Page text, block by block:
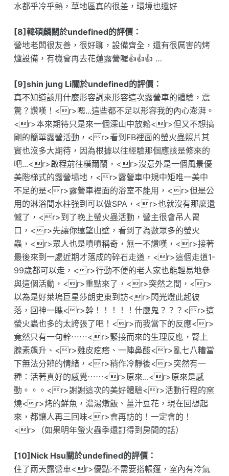
水都乎冷乎熱，草地區真的很差，環境也還好
[8]韓碩麟關於undefined的評價：
營地老闆很友善，很好聊，設備齊全，還有很厲害的烤
爐設備，有機會再去花蓮露營喔👍👍👍 …
[9]shin jung Li關於undefined的評價：
真不知道該用什麼形容詞來形容這次露營車的體驗，震
驚？讚嘆！<r>嗯...這些都不足以形容我的內心澎湃。
<r>本來期待只是來一個深山中放鬆<r>但又不想搞
剛的簡單露營活動，<r>看到FB裡面的螢火蟲照片其
實也沒多大期待，因為根據以往經驗那個應該是修來的
吧...<r>啟程前往樸爾蘭，<r>沒意外是一個風景優
美階梯式的露營場地，<r>露營車中規中矩唯一美中
不足的是<r>露營車裡面的浴室不能用，<r>但是公
用的淋浴間水柱強到可以做SPA，<r>也就沒有那麼遺
憾了，<r>到了晚上螢火蟲活動，營主很會吊人胃
口，<r>先讓你遠望山壁，看到了為數眾多的螢火
蟲，<r>眾人也是嘖嘖稱奇，無一不讚嘆，<r>接著
最後來到一處近期才落成的碎石走道，<r>這個走道1-
99歲都可以走，<r>行動不便的老人家也能輕易地參
與這個活動，<r>重點來了，<r>突然之間，<r>
以為是好萊塢巨星莎朗史東到訪<r>閃光燈此起彼
落，回神一瞧<r>幹！！！！！什麼鬼？？？<r>這
螢火蟲也多的太誇張了吧！<r>而我當下的反應<r>
竟然只有一句幹⋯⋯<r>緊接而來的生理反應，腎上
腺素飆升、<r>雞皮疙瘩、一陣鼻酸<r>亂七八糟當
下無法分辨的情緒，<r>稍作冷靜後<r>突然有一
種：活著真好的感覺⋯⋯<r>原來...<r>原來是感
動。。。<r>謝謝這次的美好體驗<r>活動行程的窯
燒<r>烤的鮮魚，濃湯燉飯、薑汁豆花，現在回想起
來，都讓人再三回味<r>會再訪的！一定會的！
<r>（如果明年螢火蟲季還訂得到房間的話）
[10]Nick Hsu關於undefined的評價：
住了兩天露營車<r>優點:不需要搭帳篷，室內有冷氣